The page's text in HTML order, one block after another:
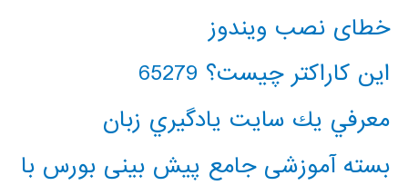
خطای نصب ویندوز
این کاراکتر چیست؟ 65279
معرفي يك سايت يادگيري زبان
بسته آموزشی جامع پیش بینی بورس با